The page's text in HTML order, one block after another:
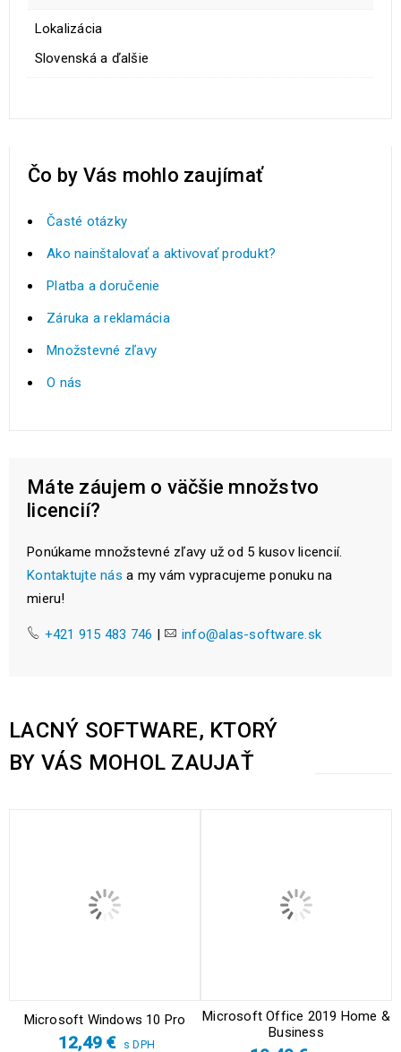
Lokalizácia
Slovenská a ďalšie
Čo by Vás mohlo zaujímať
Časté otázky
Ako nainštalovať a aktivovať produkt?
Platba a doručenie
Záruka a reklamácia
Množstevné zľavy
O nás
Máte záujem o väčšie množstvo
licencií?
Ponúkame množstevné zľavy už od 5 kusov licencií.
Kontaktujte nás a my vám vypracujeme ponuku na
mieru!
+421 915 483 746 | info@alas-software.sk
LACNÝ SOFTWARE, KTORÝ
BY VÁS MOHOL ZAUJAŤ
Microsoft Windows 10 Pro
12,49€ s DPH
Microsoft Office 2019 Home &
Business